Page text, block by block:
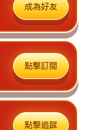
成為好友
點擊訂閱
點擊追蹤